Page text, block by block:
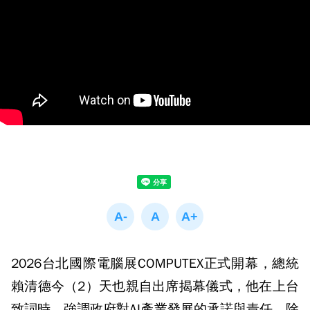
2026台北國際電腦展COMPUTEX正式開幕，總統
賴清德今（2）天也親自出席揭幕儀式，他在上台